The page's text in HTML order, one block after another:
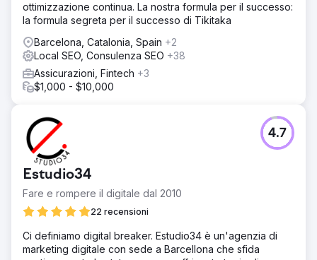
ottimizzazione continua. La nostra formula per il successo:
la formula segreta per il successo di Tikitaka
Barcelona, Catalonia, Spain +2
Local SEO, Consulenza SEO +38
Assicurazioni, Fintech +3
$1,000 - $10,000
Estudio34
Fare e rompere il digitale dal 2010
22 recensioni
4.7
Ci definiamo digital breaker. Estudio34 è un'agenzia di
marketing digitale con sede a Barcellona che sfida